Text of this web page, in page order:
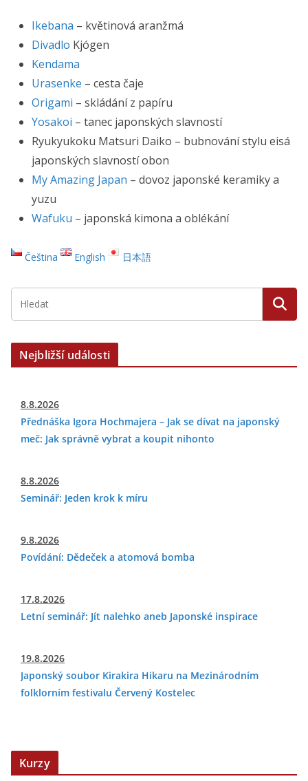
Ikebana – květinová aranžmá
Divadlo Kjógen
Kendama
Urasenke – cesta čaje
Origami – skládání z papíru
Yosakoi – tanec japonských slavností
Ryukyukoku Matsuri Daiko – bubnování stylu eisá
japonských slavností obon
My Amazing Japan – dovoz japonské keramiky a
yuzu
Wafuku – japonská kimona a oblékání
Čeština English 日本語
Nejbližší události
8.8.2026
Přednáška Igora Hochmajera – Jak se dívat na japonský
meč: Jak správně vybrat a koupit nihonto
8.8.2026
Seminář: Jeden krok k míru
9.8.2026
Povídání: Dědeček a atomová bomba
17.8.2026
Letní seminář: Jít nalehko aneb Japonské inspirace
19.8.2026
Japonský soubor Kirakira Hikaru na Mezinárodním
folklorním festivalu Červený Kostelec
Kurzy